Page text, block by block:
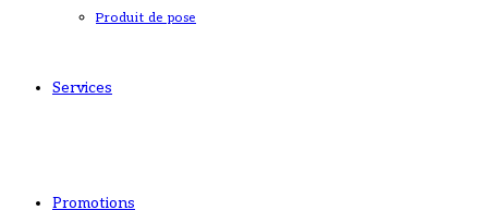
Produit de pose
Services
Promotions